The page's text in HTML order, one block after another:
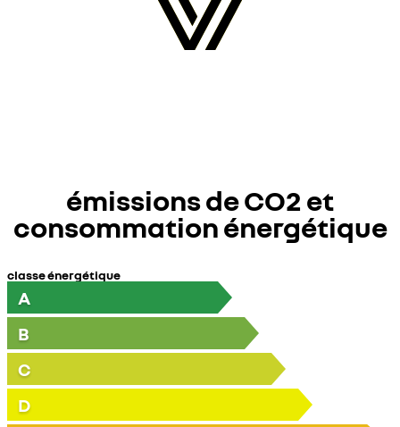
émissions de CO2 et
consommation énergétique
classe énergétique
A
B
C
D